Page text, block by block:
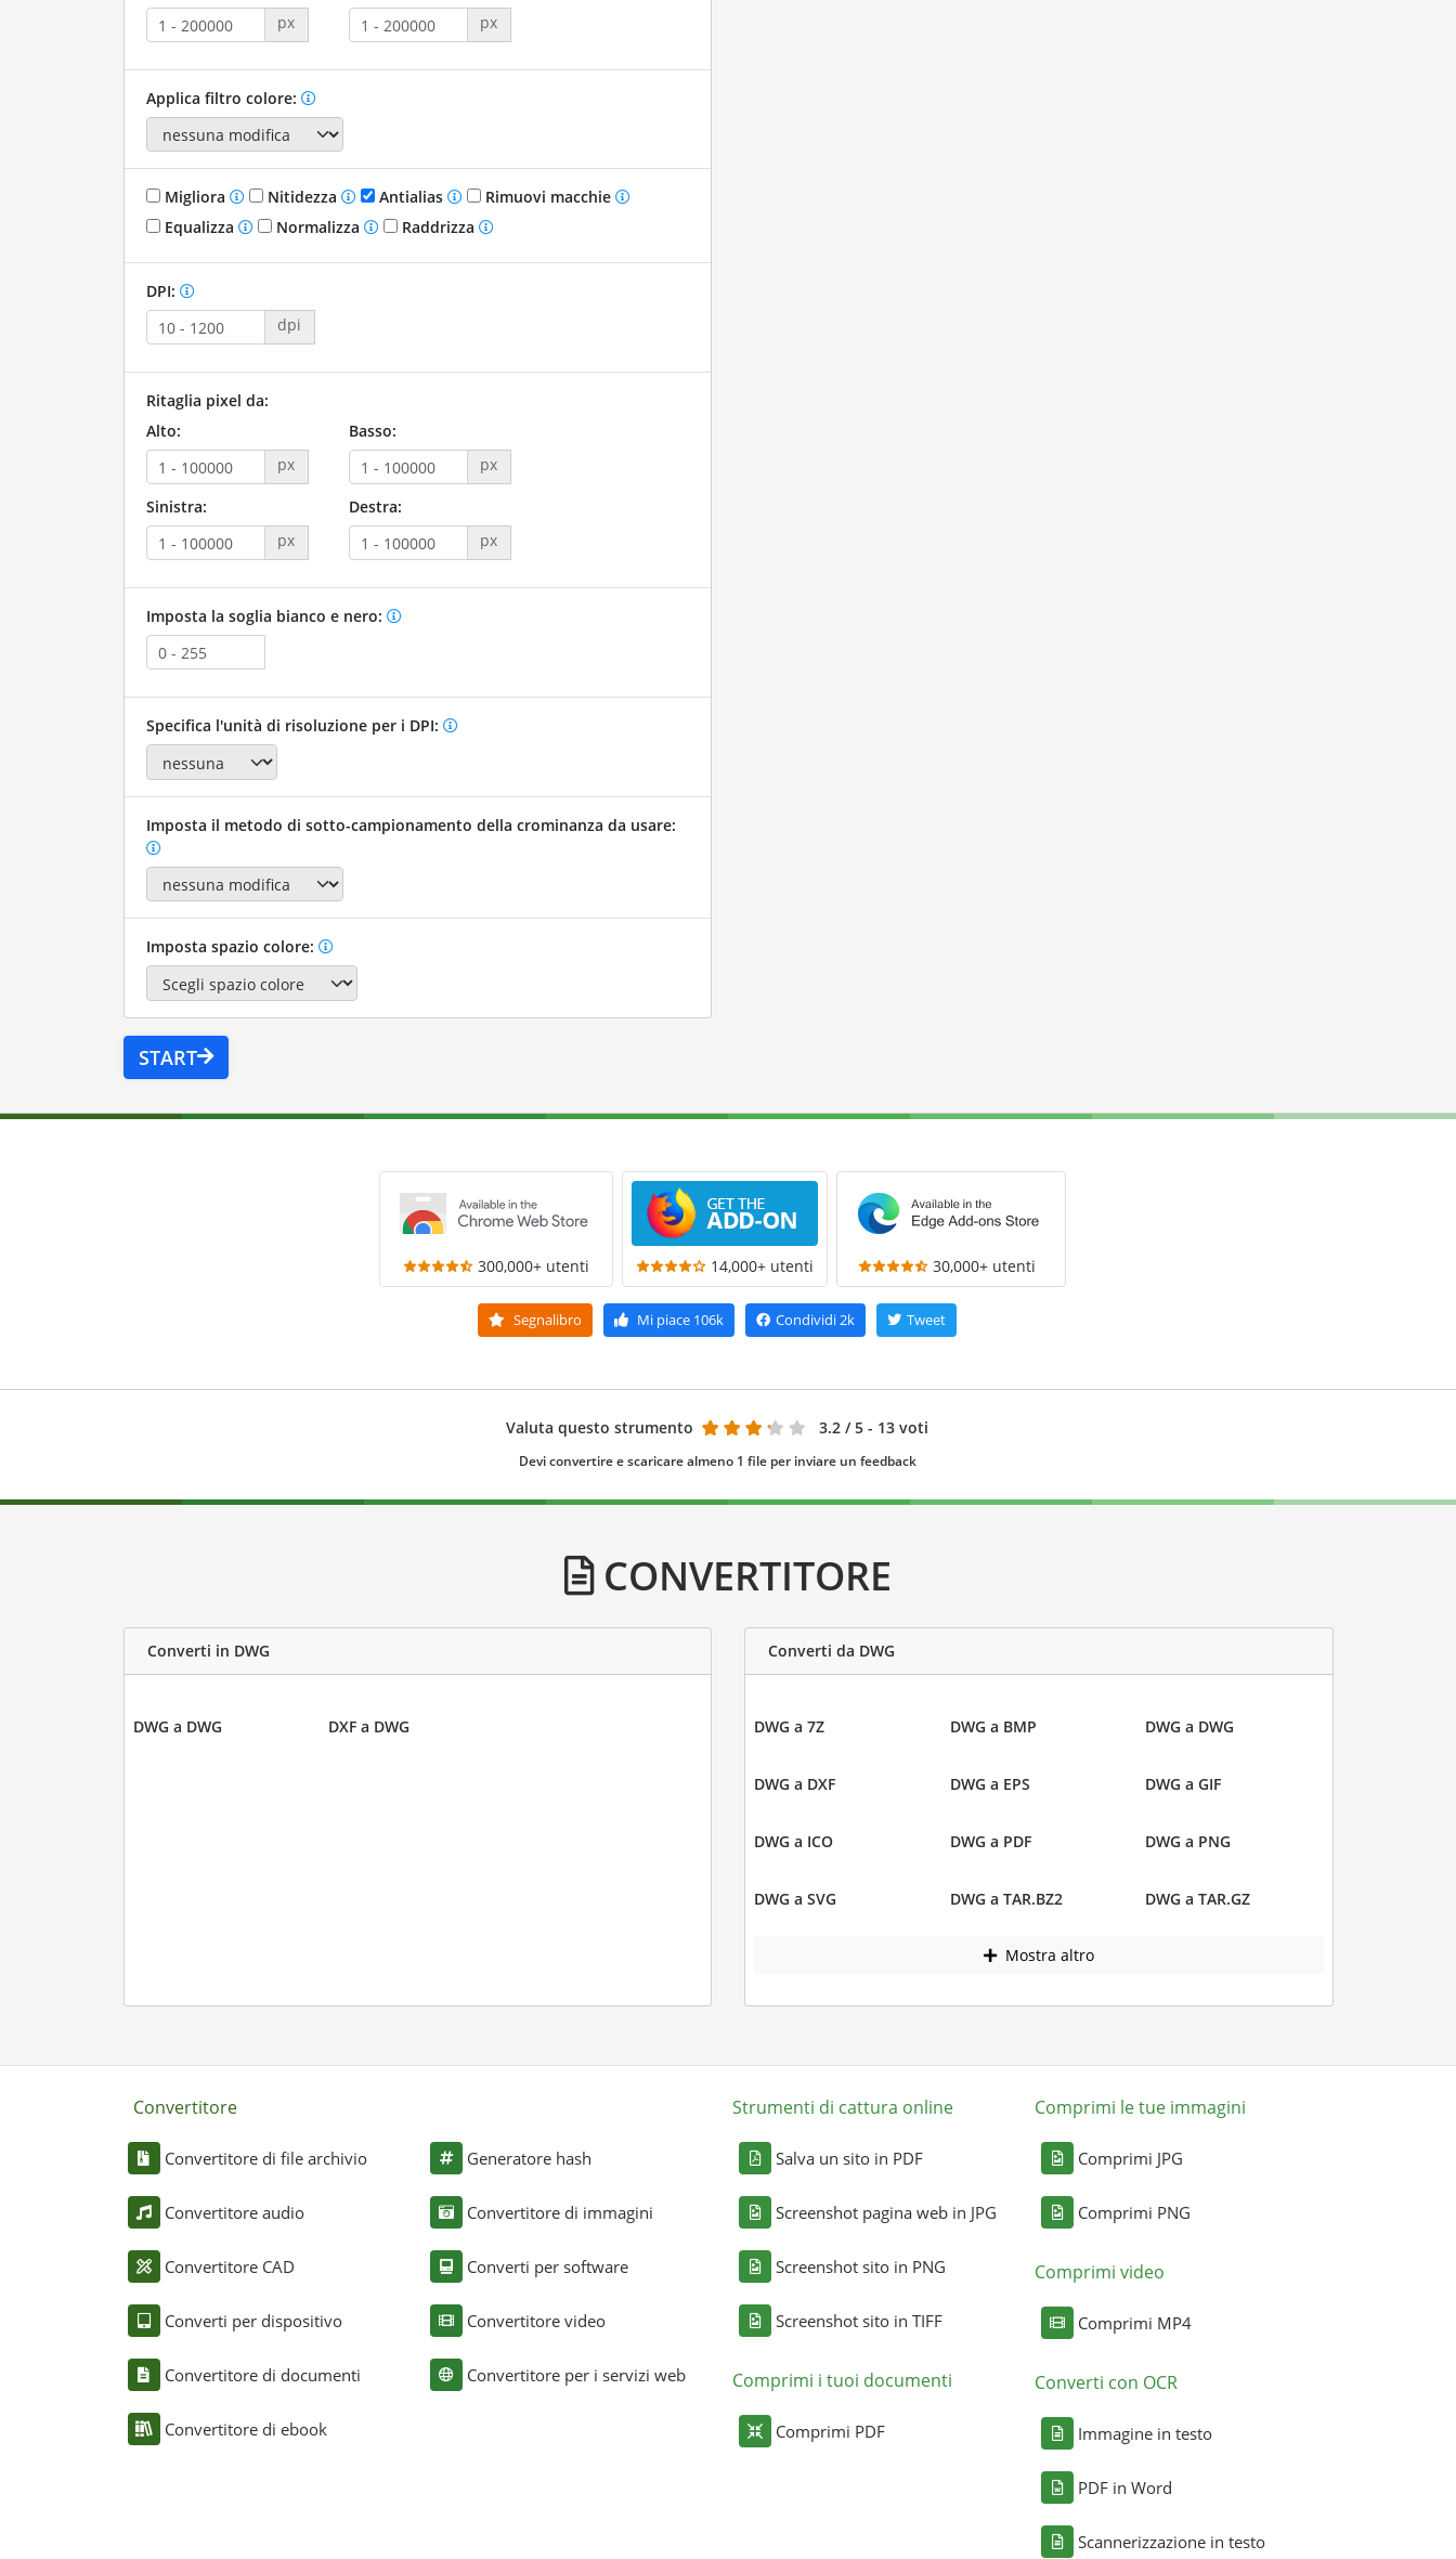
px
px
Applica filtro colore:
Migliora Nitidezza Antialias
Rimuovi macchie
Equalizza
Normalizza Raddrizza
DPI:
dpi
Ritaglia pixel da:
Alto:
px
Basso:
px
Sinistra:
px
Destra:
px
Imposta la soglia bianco e nero:
Specifica l'unità di risoluzione per i DPI:
Imposta il metodo di sotto-campionamento della crominanza da usare:
Imposta spazio colore:
START
300,000+ utenti 14,000+ utenti 30,000+ utenti
Segnalibro Mi piace 106k Condividi2k Tweet
Valuta questo strumento 3.2 / 5 - 13 voti
Devi convertire e scaricare almeno 1 file per inviare un feedback
CONVERTITORE
Converti in DWG
DWG a DWG DXF a DWG
Converti da DWG
DWG a 7Z DWG a BMP DWG a DWG
DWG a DXF DWG a EPS DWG a GIF
DWG a ICO DWG a PDF DWG a PNG
DWG a SVG DWG a TAR.BZ2 DWG a TAR.GZ
Mostra altro
Convertitore
Convertitore di file archivio
Convertitore audio
Convertitore CAD
Converti per dispositivo
Convertitore di documenti
Convertitore di ebook
Generatore hash
Convertitore di immagini
Converti per software
Convertitore video
Convertitore per i servizi web
Strumenti di cattura online
Salva un sito in PDF
Screenshot pagina web in JPG
Screenshot sito in PNG
Screenshot sito in TIFF
Comprimi i tuoi documenti
Comprimi PDF
Comprimi le tue immagini
Comprimi JPG
Comprimi PNG
Comprimi video
Comprimi MP4
Converti con OCR
Immagine in testo
PDF in Word
Scannerizzazione in testo